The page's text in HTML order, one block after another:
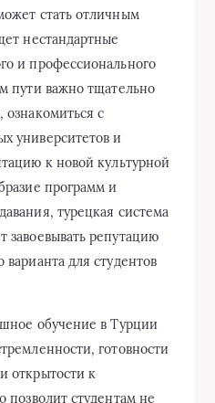
стать отличным
нестандартные
и профессионального
пути важно тщательно
ознакомиться с
университетов и
к новой культурной
программ и
турецкая система
завоевывать репутацию
для студентов
обучение в Турции
готовности
открытости к
позволит студентам не